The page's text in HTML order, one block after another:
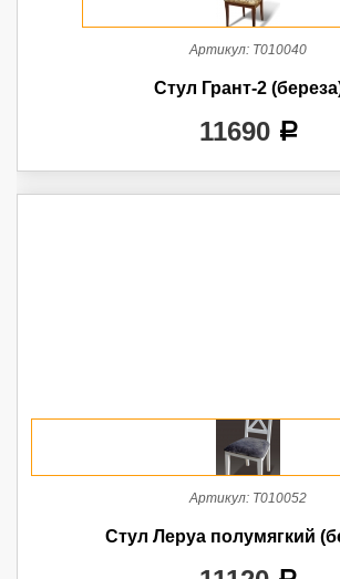
Артикул: Т010040
Стул Грант-2
11690 a
Артикул: Т010052
Стул Леруа полумягкий